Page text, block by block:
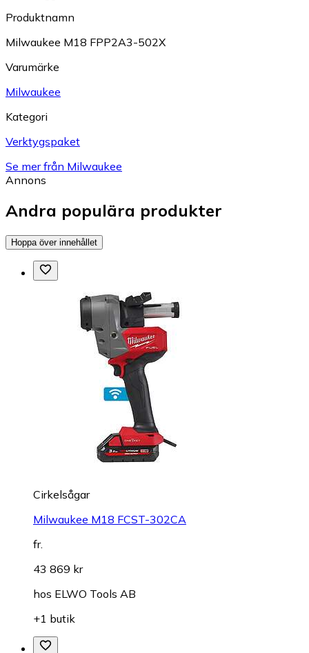
Produktnamn
Milwaukee M18 FPP2A3-502X
Varumärke
Milwaukee
Kategori
Verktygspaket
Se mer från Milwaukee
Annons
Andra populära produkter
Hoppa över innehållet
Cirkelsågar
Milwaukee M18 FCST-302CA
fr.
43 869 kr
hos ELWO Tools AB
+1 butik